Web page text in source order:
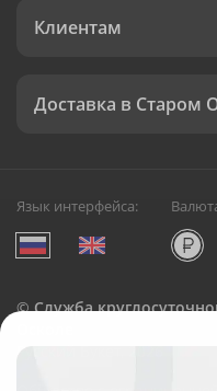
Клиентам
Доставка в Старом
Язык интерфейса:
©Служба
Русский Букет, 2026